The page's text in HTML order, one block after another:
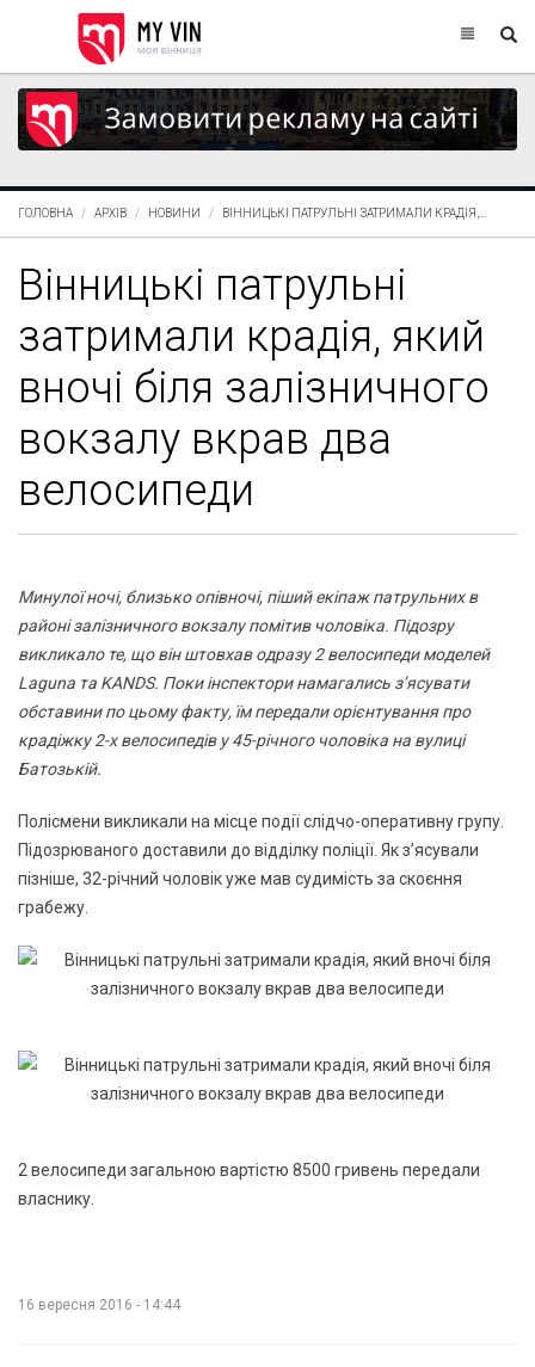
ГОЛОВНА АРХІВ НОВИНИ ВІННИЦЬКІ ПАТРУЛЬНІ ЗАТРИМАЛИ КРАДІЯ,...
Вінницькі патрульні
затримали крадія, який
вночі біля залізничного
вокзалу вкрав два
велосипеди
Минулої ночі, близько опівночі, піший екіпаж патрульних в
районі залізничного вокзалу помітив чоловіка. Підозру
викликало те, що він штовхав одразу 2 велосипеди моделей
Laguna та KANDS. Поки інспектори намагались з’ясувати
обставини по цьому факту, їм передали орієнтування про
крадіжку 2-х велосипедів у 45-річного чоловіка на вулиці
Батозькій.
Полісмени викликали на місце події слідчо-оперативну групу.
Підозрюваного доставили до відділку поліції. Як з’ясували
пізніше, 32-річний чоловік уже мав судимість за скоєння
грабежу.
2 велосипеди загальною вартістю 8500 гривень передали
власнику.
16 вересня 2016 - 14:44